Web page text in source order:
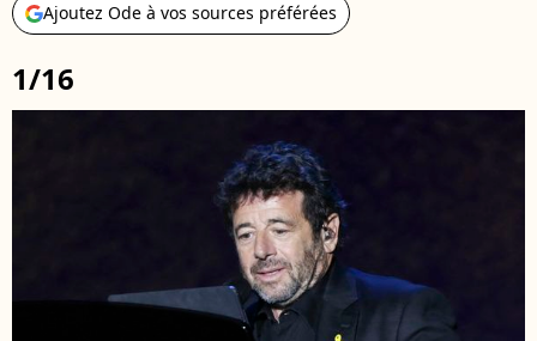
Ajoutez Ode à vos sources préférées
1/16